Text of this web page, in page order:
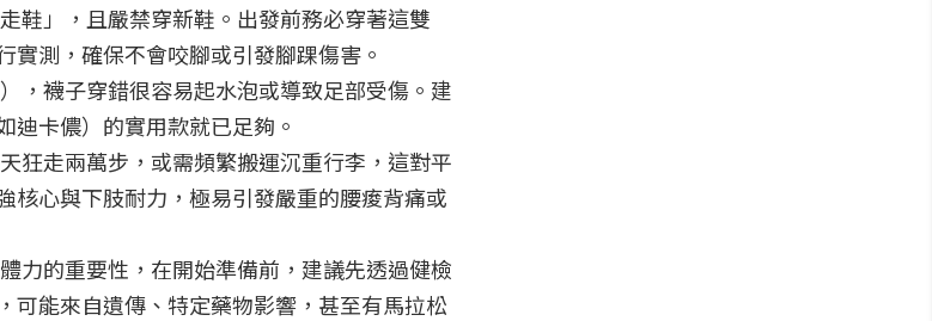
鞋」，且嚴禁穿新鞋。出發前務必穿著這雙
測，確保不會咬腳或引發腳踝傷害。
，襪子穿錯很容易起水泡或導致足部受傷。建
迪卡儂）的實用款就已足夠。
狂走兩萬步，或需頻繁搬運沉重行李，這對平
核心與下肢耐力，極易引發嚴重的腰痠背痛或
力的重要性，在開始準備前，建議先透過健檢
可能來自遺傳、特定藥物影響，甚至有馬拉松